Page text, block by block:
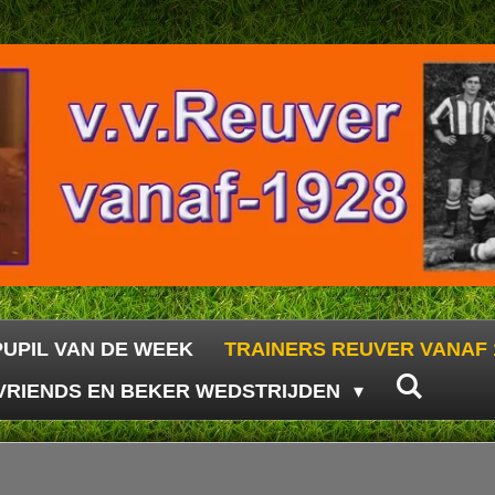
VAN DE WEEK
TRAINERS REUVER
EN BEKER WEDSTRIJDEN